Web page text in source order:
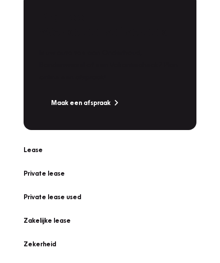
Maak een afspraak
Lease
Private lease
Private lease used
Zakelijke lease
Zekerheid